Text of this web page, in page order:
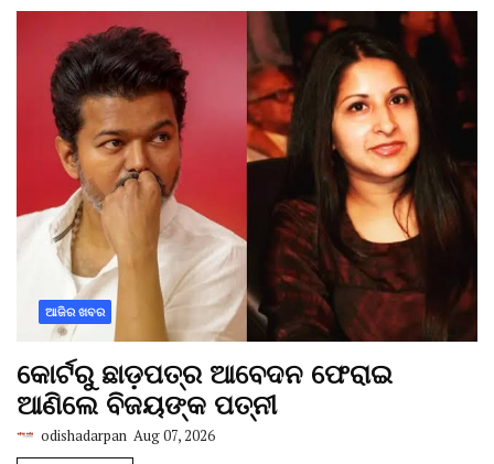
ଆଜିର ଖବର
କୋର୍ଟରୁ ଛାଡ଼ପତ୍ର ଆବେଦନ ଫେରାଇ
ଆଣିଲେ ବିଜୟଙ୍କ ପତ୍ନୀ
odishadarpan Aug 07, 2026